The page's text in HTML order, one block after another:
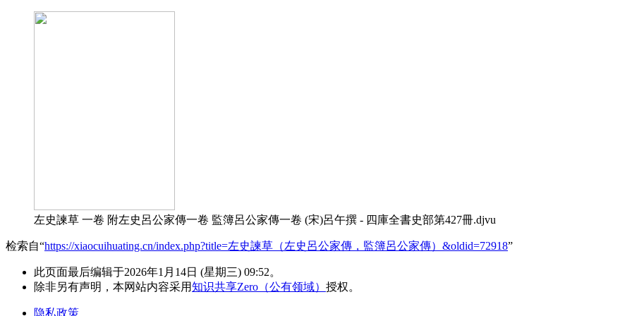
左史諫草 一卷 附左史呂公家傳一卷 監簿呂公家傳一卷 (宋)呂午撰 - 四庫全書史部第427冊.djvu
检索自“https://xiaocuihuating.cn/index.php?title=左史諫草（左史呂公家傳，監簿呂公家傳）&oldid=72918”
此页面最后编辑于2026年1月14日 (星期三) 09:52。
除非另有声明，本网站内容采用知识共享Zero（公有领域） 授权。
隐私政策